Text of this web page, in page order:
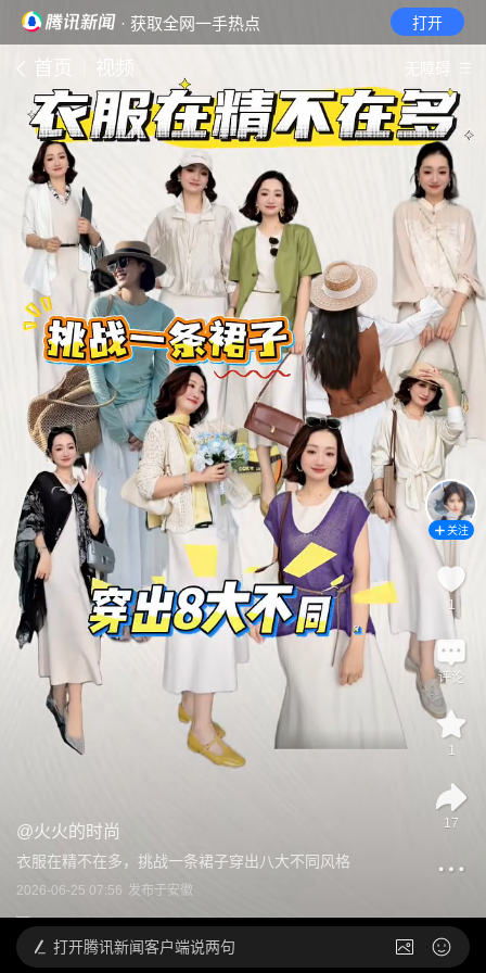
· 获取全网一手热点 打开
首页 视频 无障碍
@火火的时尚
衣服在精不在多，挑战一条裙子穿出八大不同风格
2026-06-25 07:56 发布于安徽
关注
1
评论
1
17
打开腾讯新闻客户端说两句